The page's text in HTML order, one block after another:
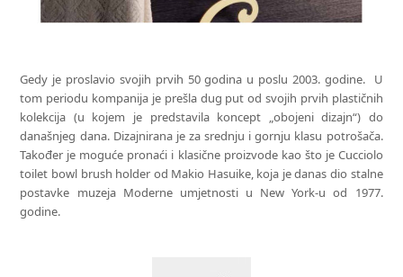
Gedy je proslavio svojih prvih 50 godina u poslu 2003. godine. U
tom periodu kompanija je prešla dug put od svojih prvih plastičnih
kolekcija (u kojem je predstavila koncept „obojeni dizajn“) do
današnjeg dana. Dizajnirana je za srednju i gornju klasu potrošača.
Također je moguće pronaći i klasične proizvode kao što je Cucciolo
toilet bowl brush holder od Makio Hasuike, koja je danas dio stalne
postavke muzeja Moderne umjetnosti u New York-u od 1977.
godine.